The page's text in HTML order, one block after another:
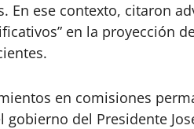
En ese contexto, citaron
en la proyección
en comisiones
del Presidente